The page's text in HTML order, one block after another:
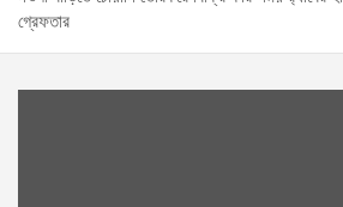
গ্রেফতার